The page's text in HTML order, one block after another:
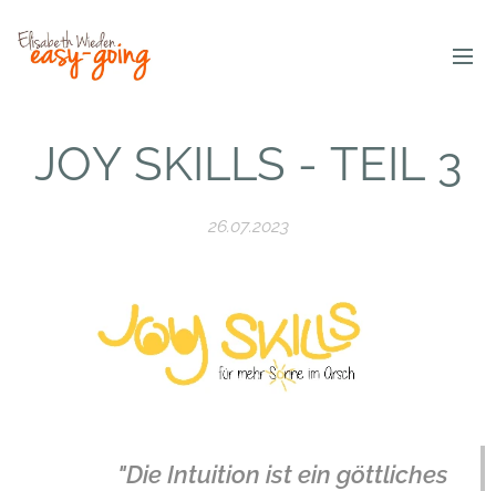
JOY SKILLS - TEIL 3
26.07.2023
"Die Intuition ist ein göttliches